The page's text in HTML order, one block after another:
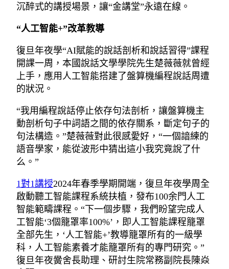
沉醉式的講授場景，讓“金講堂”永遠在線。
“人工智能+”改革教導
復旦年夜學“AI賦能的說話剖析和說話習得”課程
開課一周，本國說話文學學院先生楚薇薇就曾經
上手，應用人工智能搭建了盤算機編程說話周遭
的狀況。
“我用編程說話停止依存句法剖析，讓盤算機主
動剖析句子中詞語之間的依存關系，斷定句子的
句法構造。”楚薇薇對此很感愛好，“一個諳練的
語音學家，能從波形中猜出這小我究竟說了什
么。”
1對1講授2024年春季學期開端，復旦年夜學周全
啟動聽工智能課程系統扶植，發布100余門人工
智能範疇課程。“下一個步驟，我們盼望完成人
工智能‘3個籠罩率100%’，即人工智能課程籠罩
全部先生，‘人工智能+’教導籠罩所有的一級學
科，人工智能素養才能籠罩所有的專門研究。”
復旦年夜黌舍長助理、研討生院常務副院長陳焱